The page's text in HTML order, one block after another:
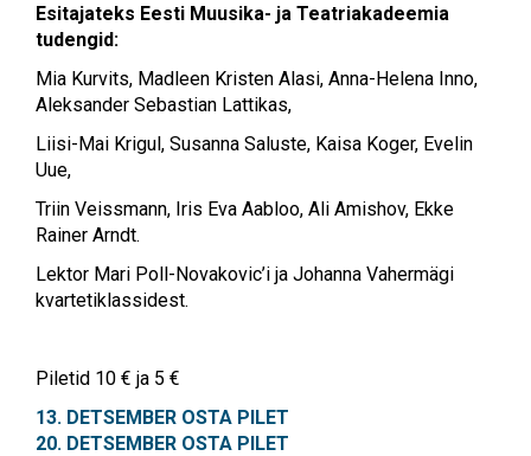
Esitajateks Eesti Muusika- ja Teatriakadeemia
tudengid:
Mia Kurvits, Madleen Kristen Alasi, Anna-Helena Inno,
Aleksander Sebastian Lattikas,
Liisi-Mai Krigul, Susanna Saluste, Kaisa Koger, Evelin
Uue,
Triin Veissmann, Iris Eva Aabloo, Ali Amishov, Ekke
Rainer Arndt.
Lektor Mari Poll-Novakovic’i ja Johanna Vahermägi
kvartetiklassidest.
Piletid 10 € ja 5 €
13. DETSEMBER OSTA PILET
20. DETSEMBER OSTA PILET